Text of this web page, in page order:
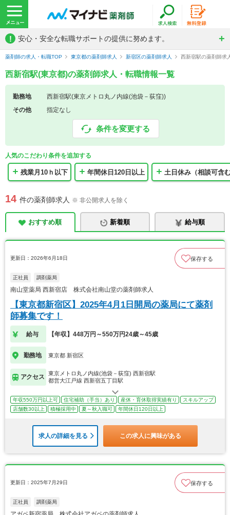
! 安心・安全な転職サポートの提供に努めます。
薬剤師の求人・転職TOP 東京都の薬剤師求人 新宿区の薬剤師求人 西新宿駅の薬剤師求
西新宿駅(東京都)の薬剤師求人・転職情報一覧
勤務地
西新宿駅(東京メトロ丸ノ内線(池袋－荻窪))
その他
指定なし
条件を変更する
人気のこだわり条件を追加する
残業月10ｈ以下 年間休日120日以上 土日休み（相談可含
14 件の薬剤師求人 ※ 非公開求人を除く
おすすめ順 新着順 給与順
更新日：2026年6月18日 保存する
正社員 調剤薬局
南山堂薬局 西新宿店 株式会社南山堂の薬剤師求人
【東京都新宿区】2025年4月1日開局の薬局にて薬剤
師募集です！
給与 【年収】448万円～550万円24歳～45歳
勤務地 東京都 新宿区
アクセス
東京メトロ丸ノ内線(池袋－荻窪) 西新宿駅
都営大江戸線 西新宿五丁目駅
年収550万円以上可 住宅補助（手当）あり 産休・育休取得実績有り
スキルアップ
店舗数30以上
積極採用中 夏～秋入職可 年間休日120日以上
求人の詳細を見る この求人に興味がある
更新日：2025年7月29日 保存する
正社員 調剤薬局